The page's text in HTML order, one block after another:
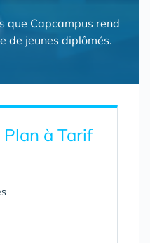
que Capcampus rend
de jeunes diplômés.
à Tarif